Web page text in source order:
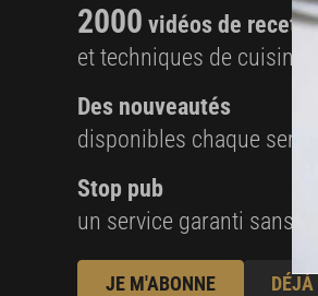
400 g de farine
12 brins de thym
16 cl d'eau
4 jaunes d'œufs
2000 vidéos de
et techniques de cuisine
Des nouveautés
disponibles chaque
Stop pub
un service garanti sans
JE M'ABONNE